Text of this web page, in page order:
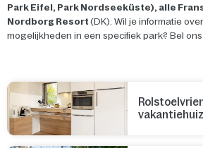
Park Eifel, Park Nordseeküste), alle
Nordborg Resort (DK). Wil je informatie
mogelijkheden in een specifiek park? Bel